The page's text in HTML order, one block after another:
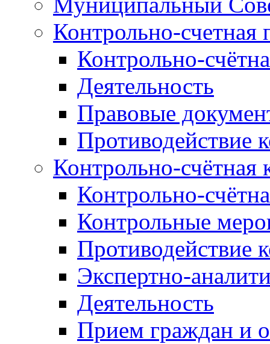
Контрольно-счетная
Контрольно-
Деятельность
Правовые
Противодействие
Контрольно-счётная
Контрольно-
Контрольные
Противодействие
Экспертно-
Деятельность
Прием граждан и